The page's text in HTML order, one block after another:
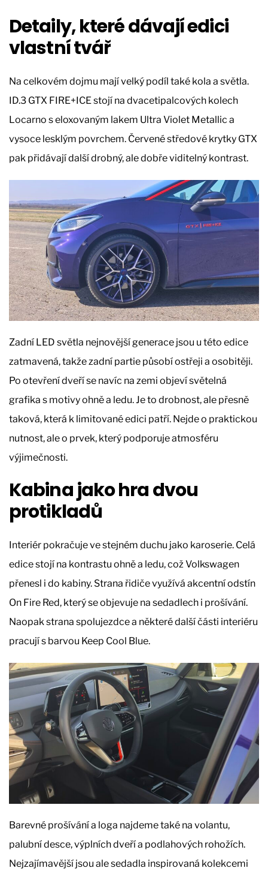
Detaily, které dávají edici
vlastní tvář
Na celkovém dojmu mají velký podíl také kola a světla.
ID.3 GTX FIRE+ICE stojí na dvacetipalcových kolech
Locarno s eloxovaným lakem Ultra Violet Metallic a
vysoce lesklým povrchem. Červené středové krytky GTX
pak přidávají další drobný, ale dobře viditelný kontrast.
Zadní LED světla nejnovější generace jsou u této edice
zatmavená, takže zadní partie působí ostřeji a osobitěji.
Po otevření dveří se navíc na zemi objeví světelná
grafika s motivy ohně a ledu. Je to drobnost, ale přesně
taková, která k limitované edici patří. Nejde o praktickou
nutnost, ale o prvek, který podporuje atmosféru
výjimečnosti.
Kabina jako hra dvou
protikladů
Interiér pokračuje ve stejném duchu jako karoserie. Celá
edice stojí na kontrastu ohně a ledu, což Volkswagen
přenesl i do kabiny. Strana řidiče využívá akcentní odstín
On Fire Red, který se objevuje na sedadlech i prošívání.
Naopak strana spolujezdce a některé další části interiéru
pracují s barvou Keep Cool Blue.
Barevné prošívání a loga najdeme také na volantu,
palubní desce, výplních dveří a podlahových rohožích.
Nejzajímavější jsou ale sedadla inspirovaná kolekcemi